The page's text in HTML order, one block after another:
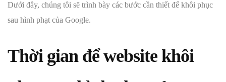
Dưới đây, chúng tôi sẽ trình bày các bước cần thiết để khôi phục
sau hình phạt của Google.
Thời gian để website khôi